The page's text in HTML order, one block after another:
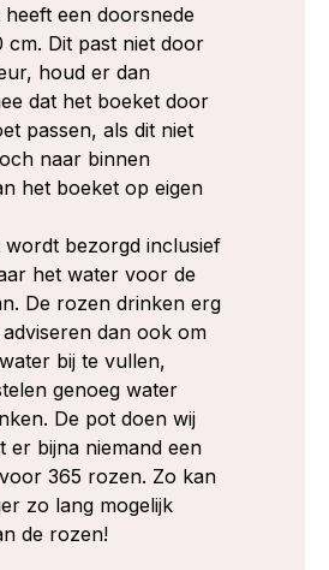
een doorsnede
cm. Dit past niet door
houd er dan
dat het boeket door
passen, als dit niet
naar binnen
het boeket op eigen
wordt bezorgd inclusief
het water voor de
De rozen drinken erg
dan ook om
bij te vullen,
genoeg water
De pot doen wij
er bijna niemand een
365 rozen. Zo kan
zo lang mogelijk
de rozen!